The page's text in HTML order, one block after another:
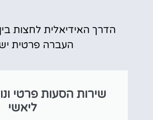
הדרך האידיאלית לחצות
העברה פרטית
שירות הסעות פרטי
ליאשי